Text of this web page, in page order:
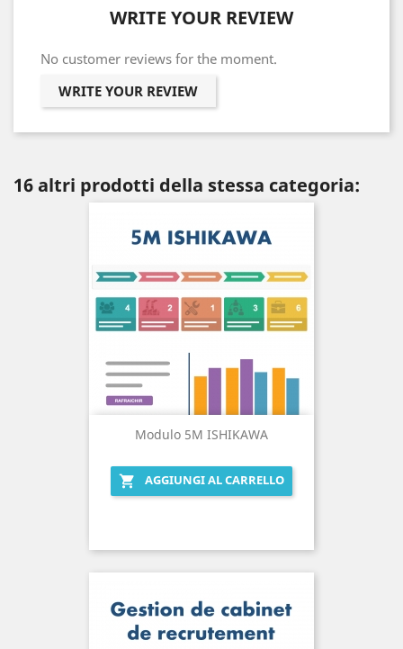
WRITE YOUR REVIEW
No customer reviews for the moment.
WRITE YOUR REVIEW
16 altri prodotti della stessa categoria:
Modulo 5M ISHIKAWA
 AGGIUNGI AL CARRELLO